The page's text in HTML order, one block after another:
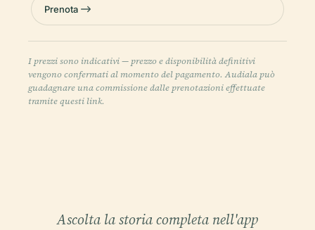
Prenota
I prezzi sono indicativi — prezzo e disponibilità definitivi
vengono confermati al momento del pagamento. Audiala può
guadagnare una commissione dalle prenotazioni effettuate
tramite questi link.
Ascolta la storia completa nell'app